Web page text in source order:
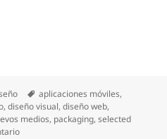
Etiquetas
aplicaciones móviles,
,diseño visual,diseño web,
medios, packaging,selected
en Cita con el diseño. Selected from